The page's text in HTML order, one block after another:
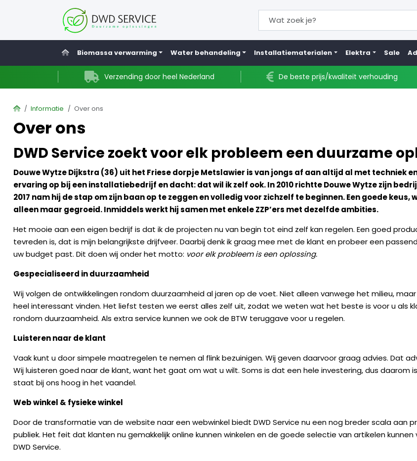
Home
Biomassa verwarming Water behandeling Installatiematerialen Elektra Sale
Verzending door heel Nederland De beste prijs/kwaliteit verhouding
HomeInformatie Over ons
Over ons
DWD Service zoekt voor elk probleem een duurzame
Douwe Wytze Dijkstra (36) uit het Friese dorpje Metslawier is van jongs af aan altijd al met techniek
ervaring op bij een installatiebedrijf en dacht: dat wil ik zelf ook.In 2010 richtte Douwe Wytze zijn
2017 nam hij de stap om zijnbaan op te zeggen en volledig voor zichzelf te beginnen. Een goede keus,
alleen maar gegroeid. Inmiddels werkt hij samen met enkele ZZP’ers met dezelfde ambities.
Het mooie aan een eigen bedrijf is dat ik de projecten nu van begin tot eind zelf kan regelen. Een goed
tevreden is, dat is mijn belangrijkste drijfveer. Daarbij denk ik graag mee met de klant en probeer een
uw budget past. Dit doen wij onder het motto: voor elk probleem is een oplossing.
Gespecialiseerd in duurzaamheid
Wij volgen de ontwikkelingen rondom duurzaamheid al jaren op de voet. Niet alleen vanwege het milieu,
heel interessant vinden. Het liefst testen we eerst alles zelf uit, zodat we weten wat het beste is voor u als
rondom duurzaamheid. Als extra service kunnen we ook de BTW teruggave voor u regelen.
Luisteren naar de klant
Vaak kunt u door simpele maatregelen te nemen al flink bezuinigen. Wij geven daarvoor graag advies. Dat
Wij luisteren goed naar de klant, want het gaat om wat u wilt. Soms is dat een hele investering, dus daarom
staat bij ons hoog in het vaandel.
Web winkel & fysieke winkel
Door de transformatie van de website naar een webwinkel biedt DWD Service nu een nog breder scala
publiek. Het feit dat klanten nu gemakkelijk online kunnen winkelen en de goede selectie van artikelen
DWD Service.